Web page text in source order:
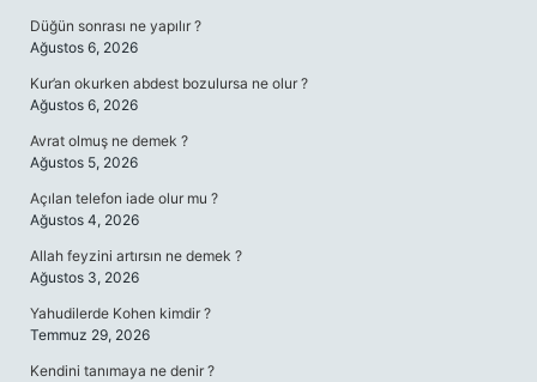
Düğün sonrası ne yapılır ?
Ağustos 6, 2026
Kur’an okurken abdest bozulursa ne olur ?
Ağustos 6, 2026
Avrat olmuş ne demek ?
Ağustos 5, 2026
Açılan telefon iade olur mu ?
Ağustos 4, 2026
Allah feyzini artırsın ne demek ?
Ağustos 3, 2026
Yahudilerde Kohen kimdir ?
Temmuz 29, 2026
Kendini tanımaya ne denir ?